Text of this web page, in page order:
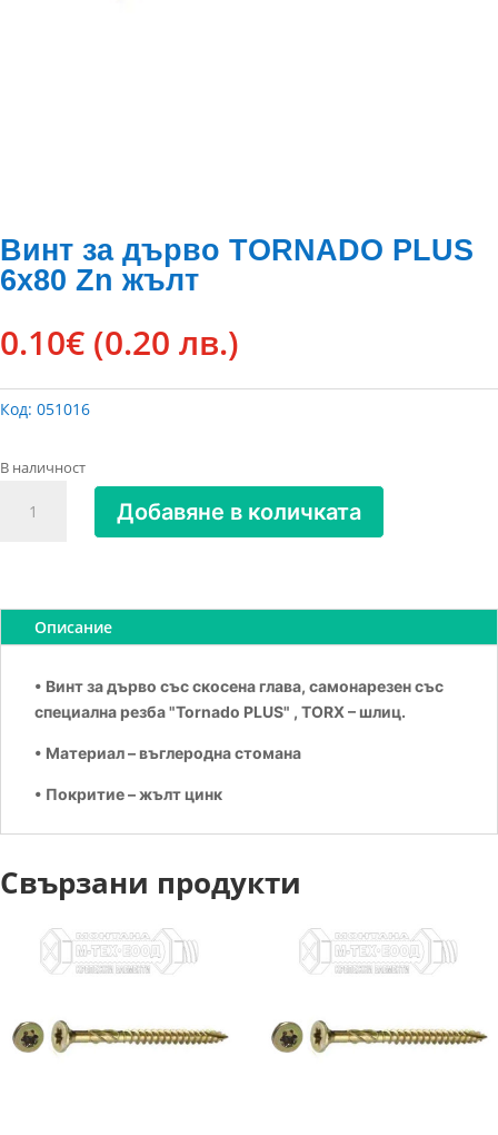
Винт за дърво TORNADO PLUS
6х80 Zn жълт
0.10€ (0.20 лв.)
Код: 051016
В наличност
TORNADO
PLUS
жълт
Добавяне в количката
Описание
• Винт за дърво със скосена глава, самонарезен със
специална резба "Tornado PLUS" , TORX – шлиц.
• Материал – въглеродна стомана
• Покритие – жълт цинк
Свързани продукти